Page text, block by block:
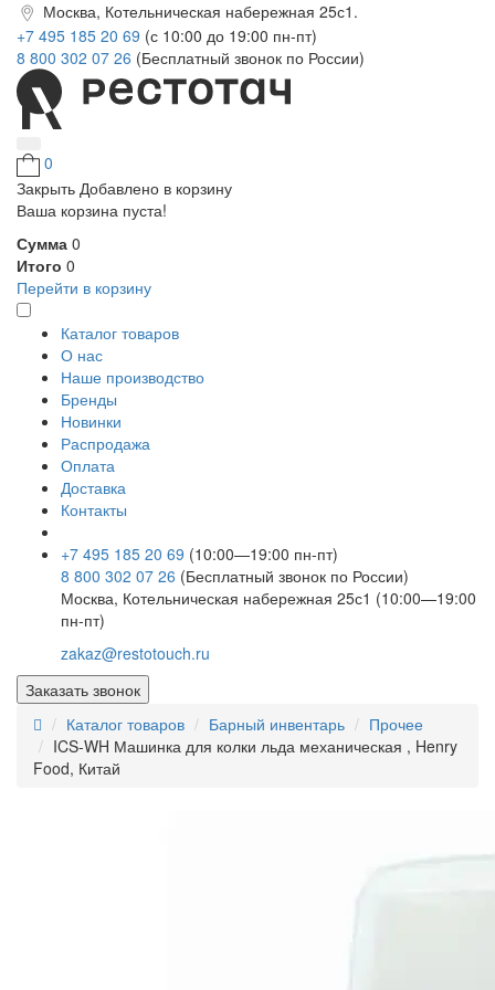
Москва, Котельническая набережная 25с1.
+7 495 185 20 69 (с 10:00 до 19:00 пн-пт)
8 800 302 07 26 (Бесплатный звонок по России)
0
Закрыть Добавлено в корзину
Ваша корзина пуста!
Сумма 0
Итого 0
Перейти в корзину
Каталог товаров
О нас
Наше производство
Бренды
Новинки
Распродажа
Оплата
Доставка
Контакты
+7 495 185 20 69 (10:00—19:00 пн-пт)
8 800 302 07 26 (Бесплатный звонок по России)
Москва, Котельническая набережная 25с1 (10:00—19:00
пн-пт)
zakaz@restotouch.ru
Заказать звонок
Каталог товаров
Барный инвентарь
Прочее
ICS-WH Машинка для колки льда механическая , Henry
Food, Китай